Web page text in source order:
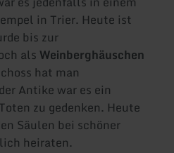
in Trier. Heute ist
bis zur
als Weinberghäuschen
hat man
Antike war es ein
zu gedenken. Heute
Säulen bei schöner
heiraten.